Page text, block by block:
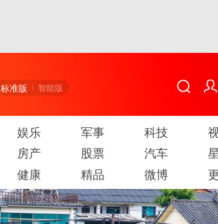
标准版 智能版
娱乐 军事 科技
房产 股票 汽车
健康 精品 微博